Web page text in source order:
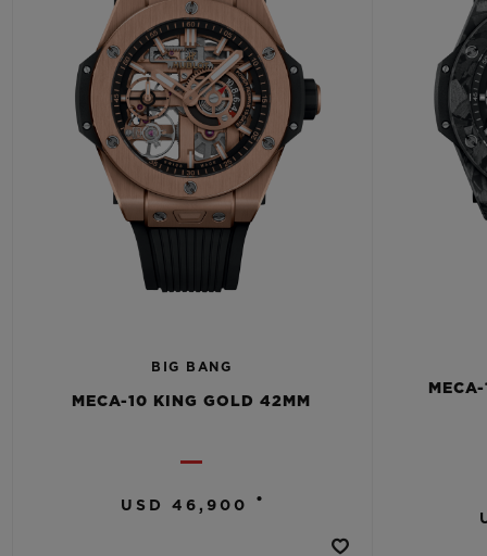
BIG BANG
MECA-10 KING GOLD 42MM
USD 46,900 •